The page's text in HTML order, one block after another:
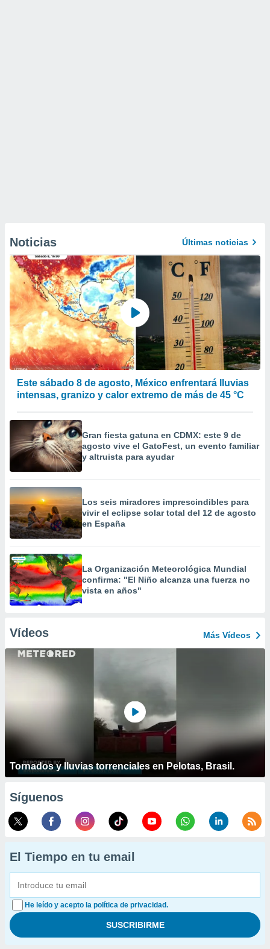
Noticias Últimas noticias
Este sábado 8 de agosto, México enfrentará lluvias
intensas, granizo y calor extremo de más de 45 °C
Gran fiesta gatuna en CDMX: este 9 de
agosto vive el GatoFest, un evento familiar
y altruista para ayudar
Los seis miradores imprescindibles para
vivir el eclipse solar total del 12 de agosto
en España
La Organización Meteorológica Mundial
confirma: "El Niño alcanza una fuerza no
vista en años"
Vídeos Más Vídeos
Tornados y lluvias torrenciales en Pelotas, Brasil.
Síguenos
El Tiempo en tu email
He leído y acepto la política de privacidad.